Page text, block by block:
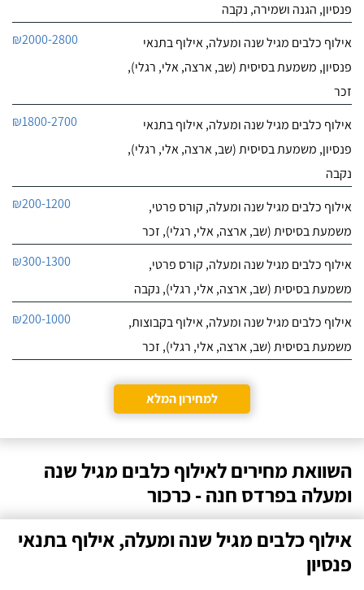
הייתי מאוד מרוצה, ליאור
הבעלים מצליח להעניק
לכלבים שהות נעימה בזמן
שהייתם בפנסיון, ניתן
בחום!
פנסיון, הגנה ושמירה, נקבה
אילוף כלבים מגיל שנה ומעלה, אילוף בתנאי
פנסיון, משמעת בסיסית (שב, ארצה, אלי, רגלי),
זכר
₪2000-2800
אילוף כלבים מגיל שנה ומעלה, אילוף בתנאי
פנסיון, משמעת בסיסית (שב, ארצה, אלי, רגלי),
נקבה
₪1800-2700
אילוף כלבים מגיל שנה ומעלה, קורס פרטי,
משמעת בסיסית (שב, ארצה, אלי, רגלי), זכר
₪200-1200
אילוף כלבים מגיל שנה ומעלה, קורס פרטי,
משמעת בסיסית (שב, ארצה, אלי, רגלי), נקבה
₪300-1300
אילוף כלבים מגיל שנה ומעלה, אילוף בקבוצות,
משמעת בסיסית (שב, ארצה, אלי, רגלי), זכר
₪200-1000
למחירון המלא
השוואת מחירים לאילוף כלבים מגיל שנה
ומעלה בפרדס חנה - כרכור
אילוף כלבים מגיל שנה ומעלה, אילוף בתנאי
פנסיון